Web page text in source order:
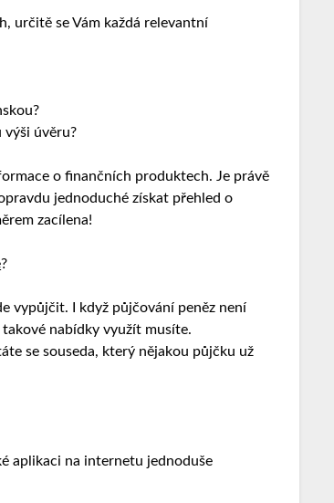
určitě se Vám každá relevantní
výši úvěru?
o finančních produktech. Je právě
jednoduché získat přehled o
zacílena!
?
vypůjčit. I když půjčování peněz není
nabídky využít musíte.
se souseda, který nějakou půjčku už
aplikaci na internetu jednoduše